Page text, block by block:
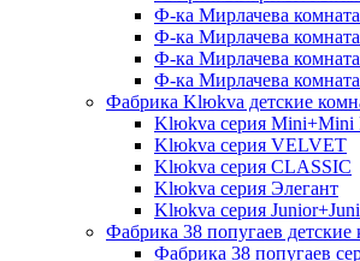
Ф-ка Мирлачева
Ф-ка Мирлачева
Ф-ка Мирлачева
Ф-ка Мирлачева
Фабрика Klюkva детские
Klюkva серия Mini+Mini
Klюkva серия VELVET
Klюkva серия CLASSIC
Klюkva серия Элегант
Klюkva серия
Фабрика 38 попугаев детские
Фабрика 38 попугаев